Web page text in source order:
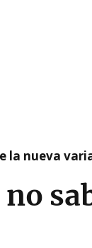
la nueva